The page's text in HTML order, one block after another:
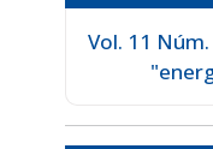
Vol. 11